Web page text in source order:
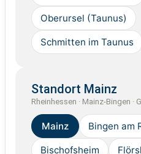
Oberursel (Taunus)
Schmitten im Taunus
Standort Mainz
Rheinhessen · Mainz-Bingen ·
Mainz Bingen am
Bischofsheim